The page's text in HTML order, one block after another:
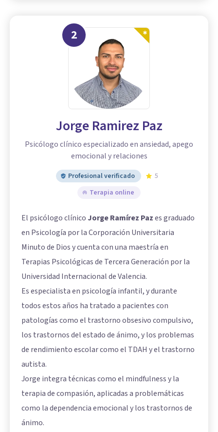
2
Jorge Ramirez Paz
Psicólogo clínico especializado en ansiedad, apego
emocional y relaciones
Profesional verificado
5
Terapia online
El psicólogo clínico Jorge Ramírez Pazes graduado
en Psicología por la Corporación Universitaria
Minuto de Dios y cuenta con una maestría en
Terapias Psicológicas de Tercera Generación por la
Universidad Internacional de Valencia.
Es especialista en psicología infantil, y durante
todos estos años ha tratado a pacientes con
patologías como el trastorno obsesivo compulsivo,
los trastornos del estado de ánimo, y los problemas
de rendimiento escolar como el TDAH y el trastorno
autista.
Jorge integra técnicas como el mindfulness y la
terapia de compasión, aplicadas a problemáticas
como la dependencia emocional y los trastornos de
ánimo.